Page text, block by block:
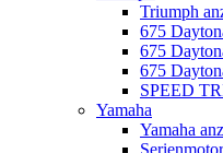
Triumph
675
675
675
SPEED
Yamaha
Yamaha